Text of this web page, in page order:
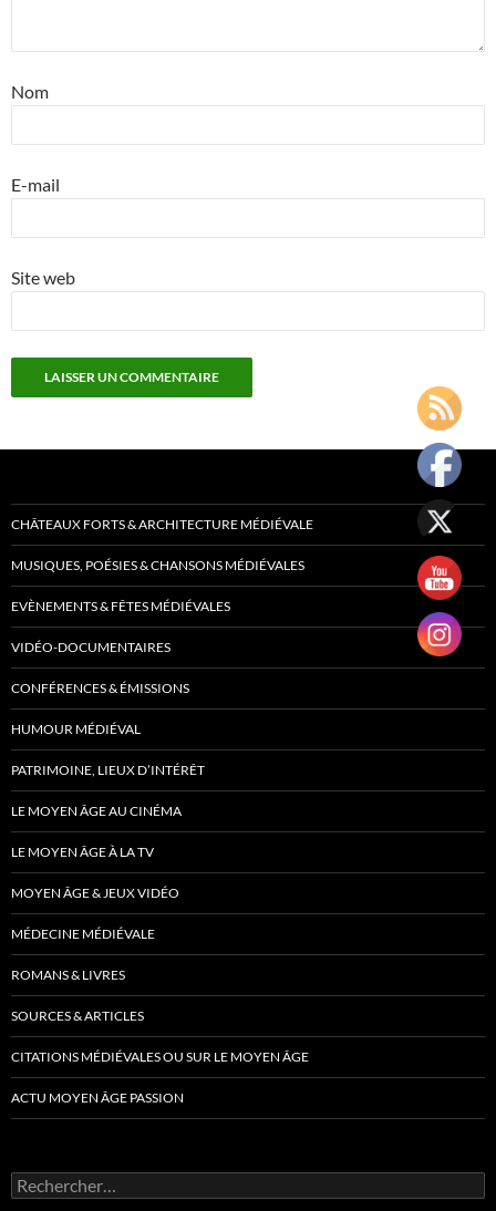
Nom
E-mail
Site web
CHÂTEAUX FORTS & ARCHITECTURE MÉDIÉVALE
MUSIQUES, POÉSIES & CHANSONS MÉDIÉVALES
EVÈNEMENTS & FÊTES MÉDIÉVALES
VIDÉO-DOCUMENTAIRES
CONFÉRENCES & ÉMISSIONS
HUMOUR MÉDIÉVAL
PATRIMOINE, LIEUX D’INTÉRÊT
LE MOYEN ÂGE AU CINÉMA
LE MOYEN ÂGE À LA TV
MOYEN ÂGE & JEUX VIDÉO
MÉDECINE MÉDIÉVALE
ROMANS & LIVRES
SOURCES & ARTICLES
CITATIONS MÉDIÉVALES OU SUR LE MOYEN ÂGE
ACTU MOYEN ÂGE PASSION
Rechercher :